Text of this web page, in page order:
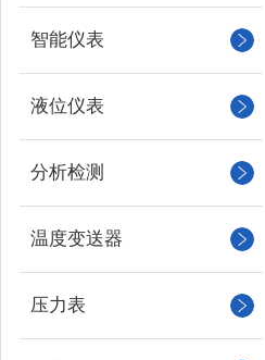
智能仪表
液位仪表
分析检测
温度变送器
压力表